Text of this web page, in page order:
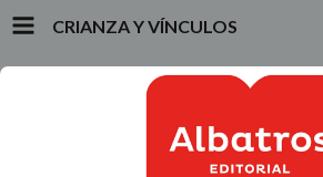
CRIANZA Y VÍNCULOS
PRODUCTOS